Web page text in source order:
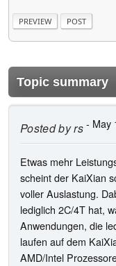
Topic summary
Posted byrs- May
Etwas mehr
scheint der KaiXian
voller Auslastung.
lediglich 2C/4T hat,
Anwendungen, die
laufen auf dem
AMD/Intel